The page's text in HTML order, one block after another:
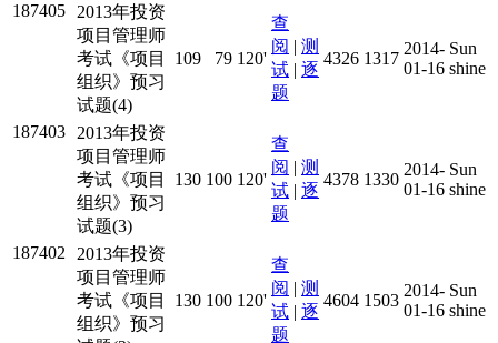
187405
2013年投资
项目管理师
考试《项目
组织》预习
试题(4)
109 79 120'
查
阅 | 测
试 | 逐
题
4326 1317
2014-
01-16
Sun
shine
187403
2013年投资
项目管理师
考试《项目
组织》预习
试题(3)
130 100 120'
查
阅 | 测
试 | 逐
题
4378 1330
2014-
01-16
Sun
shine
187402
2013年投资
项目管理师
考试《项目
组织》预习
130 100 120'
查
阅 | 测
试 | 逐
题
4604 1503
2014-
01-16
Sun
shine